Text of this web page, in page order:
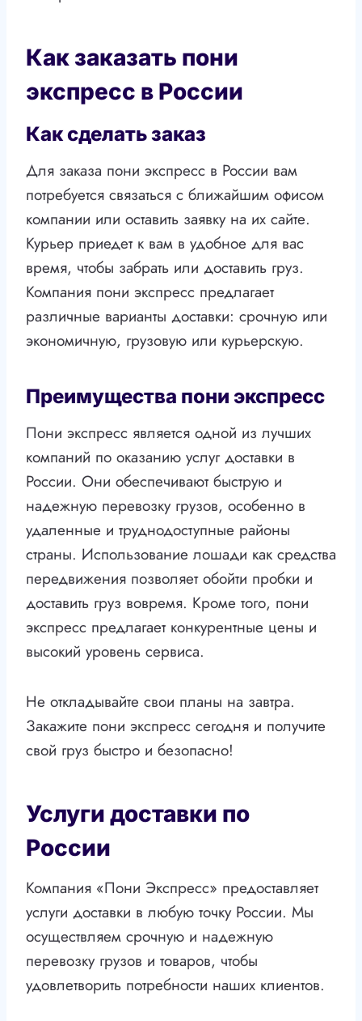
Как заказать пони
экспресс в России
Как сделать заказ
Для заказа пони экспресс в России вам
потребуется связаться с ближайшим офисом
компании или оставить заявку на их сайте.
Курьер приедет к вам в удобное для вас
время, чтобы забрать или доставить груз.
Компания пони экспресс предлагает
различные варианты доставки: срочную или
экономичную, грузовую или курьерскую.
Преимущества пони экспресс
Пони экспресс является одной из лучших
компаний по оказанию услуг доставки в
России. Они обеспечивают быструю и
надежную перевозку грузов, особенно в
удаленные и труднодоступные районы
страны. Использование лошади как средства
передвижения позволяет обойти пробки и
доставить груз вовремя. Кроме того, пони
экспресс предлагает конкурентные цены и
высокий уровень сервиса.
Не откладывайте свои планы на завтра.
Закажите пони экспресс сегодня и получите
свой груз быстро и безопасно!
Услуги доставки по
России
Компания «Пони Экспресс» предоставляет
услуги доставки в любую точку России. Мы
осуществляем срочную и надежную
перевозку грузов и товаров, чтобы
удовлетворить потребности наших клиентов.